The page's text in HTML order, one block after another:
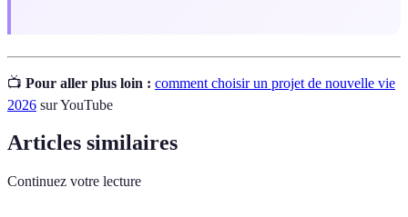
📺 Pour aller plus loin : comment choisir un projet de nouvelle vie
2026 sur YouTube
Articles similaires
Continuez votre lecture